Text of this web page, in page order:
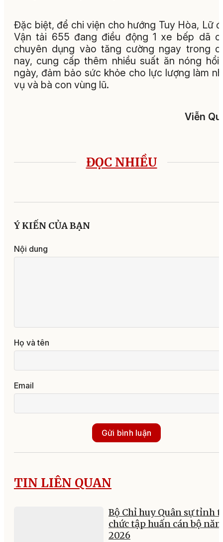
Đặc biệt, để chi viện cho hướng Tuy Hòa, Lữ
Vận tải 655 đang điều động 1 xe bếp dã
chuyên dụng vào tăng cường ngay trong
nay, cung cấp thêm nhiều suất ăn nóng hổi
ngày, đảm bảo sức khỏe cho lực lượng làm
vụ và bà con vùng lũ.
Viễn
ĐỌC NHIỀU
Ý KIẾN CỦA BẠN
Nội dung
Họ và tên
Email
Gửi bình luận
TIN LIÊN QUAN
Bộ Chỉ huy Quân sự tỉnh
chức tập huấn cán bộ
2026